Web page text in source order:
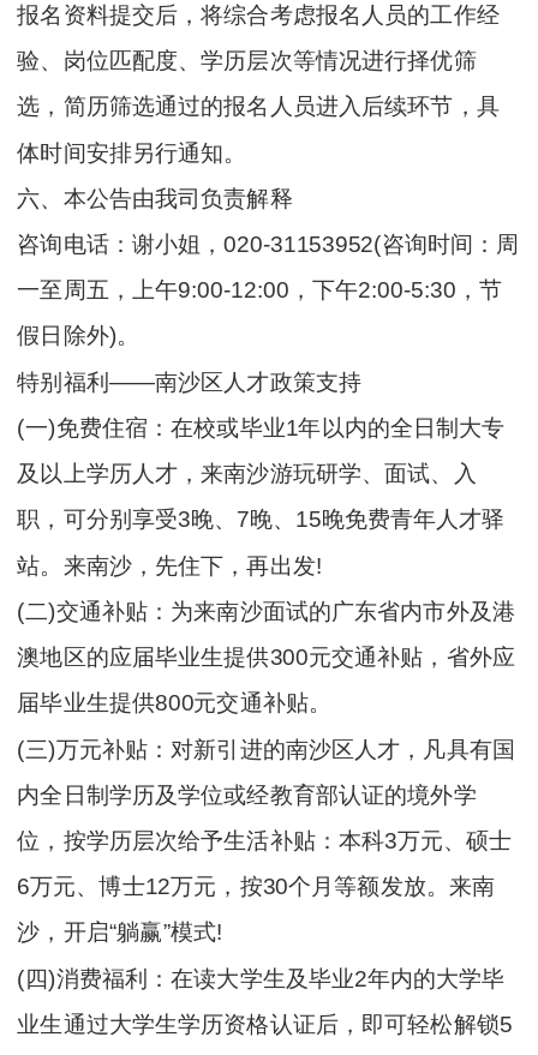
报名资料提交后，将综合考虑报名人员的工作经
验、岗位匹配度、学历层次等情况进行择优筛
选，简历筛选通过的报名人员进入后续环节，具
体时间安排另行通知。
六、本公告由我司负责解释
咨询电话：谢小姐，020-31153952(咨询时间：周
一至周五，上午9:00-12:00，下午2:00-5:30，节
假日除外)。
特别福利——南沙区人才政策支持
(一)免费住宿：在校或毕业1年以内的全日制大专
及以上学历人才，来南沙游玩研学、面试、入
职，可分别享受3晚、7晚、15晚免费青年人才驿
站。来南沙，先住下，再出发!
(二)交通补贴：为来南沙面试的广东省内市外及港
澳地区的应届毕业生提供300元交通补贴，省外应
届毕业生提供800元交通补贴。
(三)万元补贴：对新引进的南沙区人才，凡具有国
内全日制学历及学位或经教育部认证的境外学
位，按学历层次给予生活补贴：本科3万元、硕士
6万元、博士12万元，按30个月等额发放。来南
沙，开启“躺赢”模式!
(四)消费福利：在读大学生及毕业2年内的大学毕
业生通过大学生学历资格认证后，即可轻松解锁5